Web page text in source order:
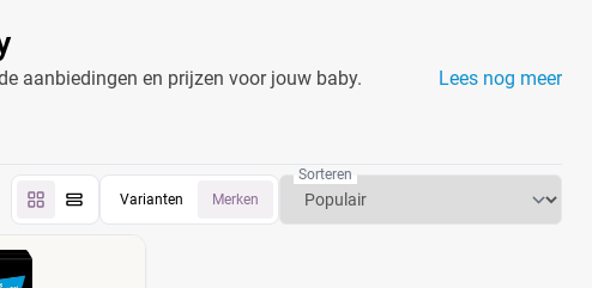
aanbiedingen en prijzen voor jouw baby. Lees nog meer
Varianten Merken
Sorteren